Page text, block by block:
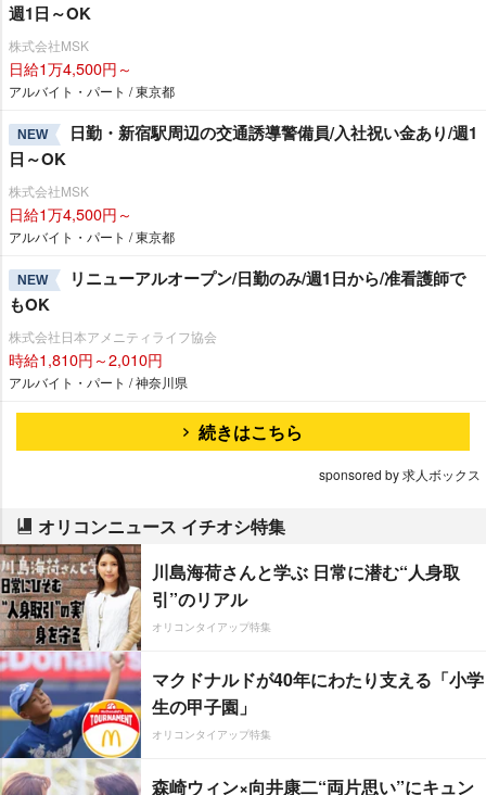
週1日～OK
株式会社MSK
日給1万4,500円～
アルバイト・パート / 東京都
NEW
日勤・新宿駅周辺の交通誘導警備員/入社祝い金あり/週1
日～OK
株式会社MSK
日給1万4,500円～
アルバイト・パート / 東京都
NEW
リニューアルオープン/日勤のみ/週1日から/准看護師で
もOK
株式会社日本アメニティライフ協会
時給1,810円～2,010円
アルバイト・パート / 神奈川県
続きはこちら
sponsored by 求人ボックス
オリコンニュース イチオシ特集
川島海荷さんと学ぶ 日常に潜む“人身取
引”のリアル
オリコンタイアップ特集
マクドナルドが40年にわたり支える「小学
生の甲子園」
オリコンタイアップ特集
森崎ウィン×向井康二“両片思い”にキュン